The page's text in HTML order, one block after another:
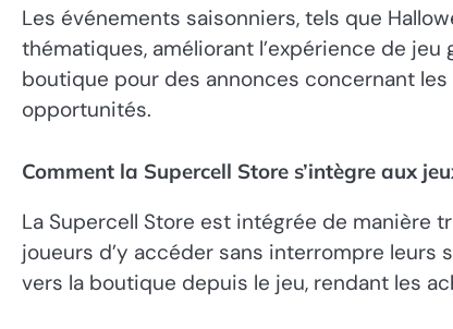
Les événements saisonniers, tels que
thématiques, améliorant l’expérience de
boutique pour des annonces concernant
opportunités.
Comment la Supercell Store s’intègre aux
La Supercell Store est intégrée de manière
joueurs d’y accéder sans interrompre
vers la boutique depuis le jeu, rendant les